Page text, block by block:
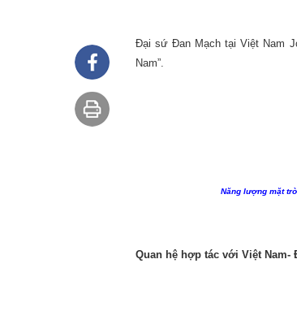
Đại sứ Đan Mạch tại Việt Nam
Nam”.
Năng lượng mặt
Quan hệ hợp tác với Việt